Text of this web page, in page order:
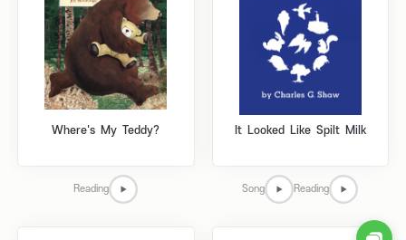
Where's My Teddy?
Reading
It Looked Like Spilt Milk
Song Reading